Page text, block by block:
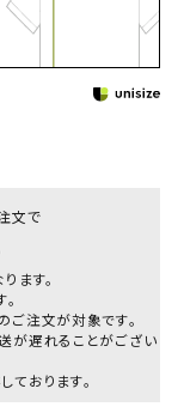
文で
ます。
注文が対象です。
が遅れることがござい
おります。